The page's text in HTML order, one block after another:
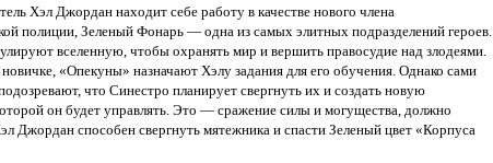
Хэл Джордан находит себе работу в качестве нового члена
полиции, Зеленый Фонарь — одна из самых элитных подразделений героев.
вселенную, чтобы охранять мир и вершить правосудие над злодеями.
«Опекуны» назначают Хэлу задания для его обучения. Однако сами
что Синестро планирует свергнуть их и создать новую
он будет управлять. Это — сражение силы и могущества, должно
Джордан способен свергнуть мятежника и спасти Зеленый цвет «Корпуса